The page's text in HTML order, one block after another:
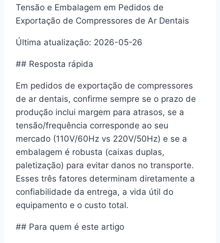
Tensão e Embalagem em Pedidos de
Exportação de Compressores de Ar Dentais
Última atualização: 2026-05-26
## Resposta rápida
Em pedidos de exportação de compressores
de ar dentais, confirme sempre se o prazo de
produção inclui margem para atrasos, se a
tensão/frequência corresponde ao seu
mercado (110V/60Hz vs 220V/50Hz) e se a
embalagem é robusta (caixas duplas,
paletização) para evitar danos no transporte.
Esses três fatores determinam diretamente a
confiabilidade da entrega, a vida útil do
equipamento e o custo total.
## Para quem é este artigo